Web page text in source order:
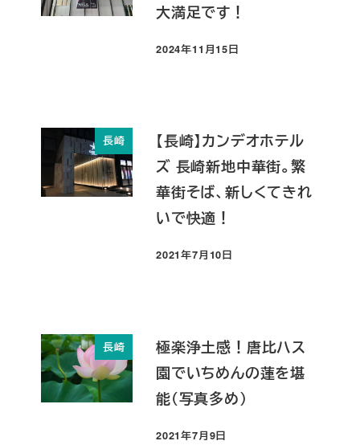
大満足です！
投稿日
2024年11月15日
長崎
【長崎】カンデオホテル
ズ 長崎新地中華街。繁
華街そば、新しくてきれ
いで快適！
投稿日
2021年7月10日
長崎
極楽浄土感！唐比ハス
園でいちめんの蓮を堪
能（写真多め）
2021年7月9日